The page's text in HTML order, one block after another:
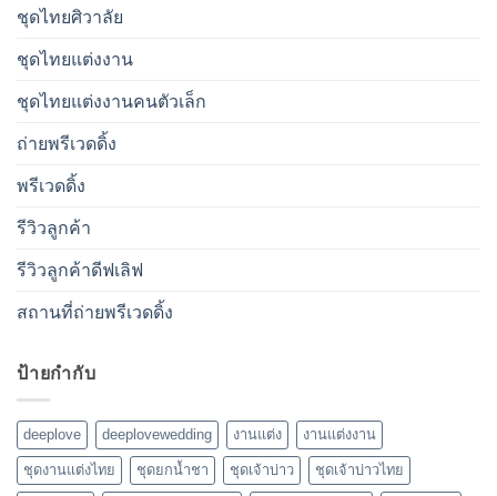
ชุดไทยศิวาลัย
ชุดไทยแต่งงาน
ชุดไทยแต่งงานคนตัวเล็ก
ถ่ายพรีเวดดิ้ง
พรีเวดดิ้ง
รีวิวลูกค้า
รีวิวลูกค้าดีฟเลิฟ
สถานที่ถ่ายพรีเวดดิ้ง
ป้ายกำกับ
deeplove deeplovewedding งานแต่ง งานแต่งงาน
ชุดงานแต่งไทย ชุดยกน้ำชา ชุดเจ้าบ่าว ชุดเจ้าบ่าวไทย